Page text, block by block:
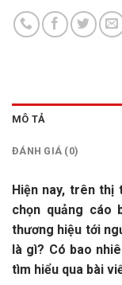
MÔ TẢ
ĐÁNH GIÁ (0)
Hiện nay, trên thị
chọn quảng cáo
thương hiệu tới
là gì? Có bao
tìm hiểu qua bài